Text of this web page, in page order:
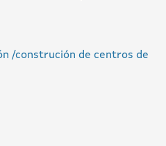
/construción de centros de